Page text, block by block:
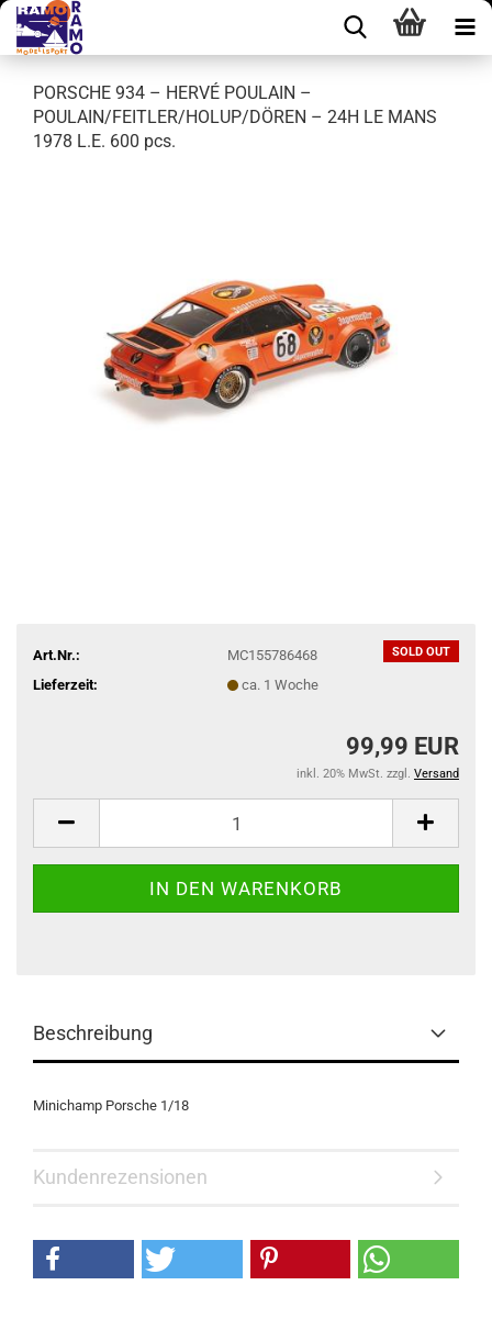
PORSCHE 934 – HERVÉ POULAIN –
POULAIN/FEITLER/HOLUP/DÖREN – 24H LE MANS
1978 L.E. 600 pcs.
SOLD OUT
Art.Nr.:
MC155786468
Lieferzeit:
ca. 1 Woche
99,99 EUR
inkl. 20% MwSt. zzgl. Versand
Beschreibung
Minichamp Porsche 1/18
Kundenrezensionen